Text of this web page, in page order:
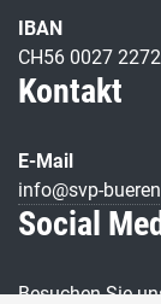
IBAN
CH56 0027
Kontakt
E-Mail
info@svp-
Social
Besuchen Sie